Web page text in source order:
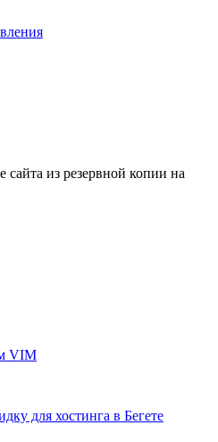
сайта из резервной копии на
VIM
для хостинга в Бегете